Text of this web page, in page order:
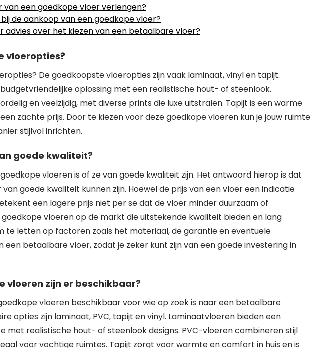
van een goedkope vloer verlengen?
de aankoop van een goedkope vloer?
advies over het kiezen van een betaalbare vloer?
vloeropties?
De goedkoopste vloeropties zijn vaak laminaat, vinyl en tapijt.
oplossing met een realistische hout- of steenlook.
en veelzijdig, met diverse prints die luxe uitstralen. Tapijt is een warme
zachte prijs. Door te kiezen voor deze goedkope vloeren kun je jouw ruimte
stijlvol inrichten.
goede kwaliteit?
vloeren is of ze van goede kwaliteit zijn. Het antwoord hierop is dat
goede kwaliteit kunnen zijn. Hoewel de prijs van een vloer een indicatie
een lagere prijs niet per se dat de vloer minder duurzaam of
goedkope vloeren op de markt die uitstekende kwaliteit bieden en lang
te letten op factoren zoals het materiaal, de garantie en eventuele
een betaalbare vloer, zodat je zeker kunt zijn van een goede investering in
vloeren zijn er beschikbaar?
vloeren beschikbaar voor wie op zoek is naar een betaalbare
opties zijn laminaat, PVC, tapijt en vinyl. Laminaatvloeren bieden een
met realistische hout- of steenlook designs. PVC-vloeren combineren stijl
voor vochtige ruimtes. Tapijt zorgt voor warmte en comfort in huis en is